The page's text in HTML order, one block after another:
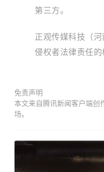
第三方。
正观传媒科技（
侵权者法律责任的
免责声明
本文来自腾讯新闻客户端创
场。